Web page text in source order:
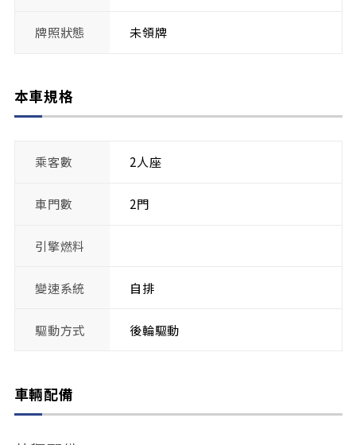
牌照狀態 未領牌
本車規格
乘客數 2人座
車門數 2門
引擎燃料
變速系統 自排
驅動方式 後輪驅動
車輛配備